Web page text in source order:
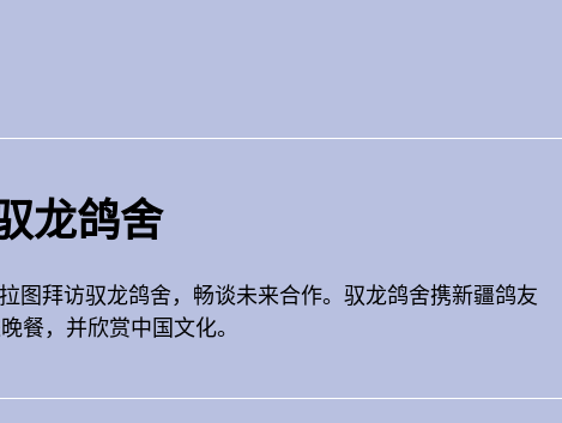
龙鸽舍
图拜访驭龙鸽舍，畅谈未来合作。驭龙鸽舍携新疆鸽友
餐，并欣赏中国文化。